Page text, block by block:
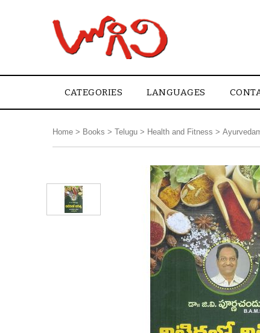
CATEGORIES LANGUAGES
Home > Books > Telugu > Health and Fitness >